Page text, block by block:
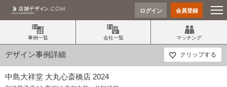
ログイン 会員登録
事例一覧 会社一覧 マッチング
デザイン事例詳細 クリップする
中島大祥堂 大丸心斎橋店 2024